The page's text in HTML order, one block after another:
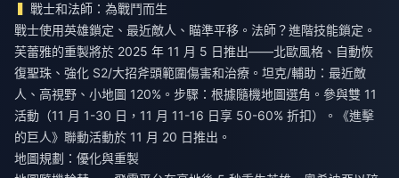
戰士和法師：為戰鬥而生
戰士使用英雄鎖定、最近敵人、瞄準平移。法師？進階技能鎖定。
芙蕾雅的重製將於 2025 年 11 月 5 日推出——北歐風格、自動恢
復聖珠、強化 S2/大招斧頭範圍傷害和治療。坦克/輔助：最近敵
人、高視野、小地圖 120%。步驟：根據隨機地圖選角。參與雙 11
活動（11 月 1-30 日，11 月 11-16 日享 50-60% 折扣）。《進擊
的巨人》聯動活動於 11 月 20 日推出。
地圖規劃：優化與重製